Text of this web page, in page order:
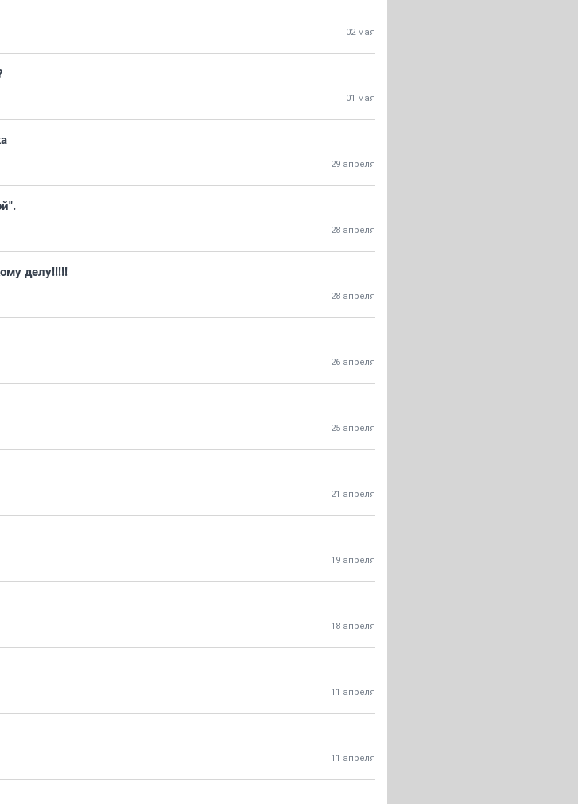
02 мая
01 мая
29 апреля
28 апреля
делу!!!!!
28 апреля
26 апреля
25 апреля
21 апреля
19 апреля
18 апреля
11 апреля
11 апреля